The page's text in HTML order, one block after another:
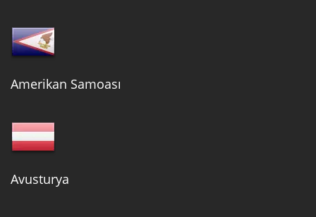
Amerikan Samoası
Avusturya